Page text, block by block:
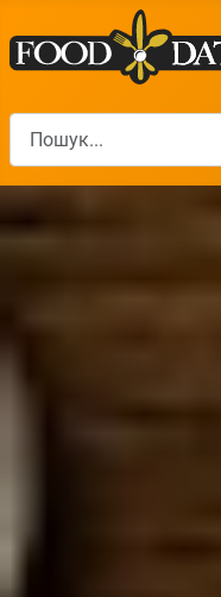
Пошук